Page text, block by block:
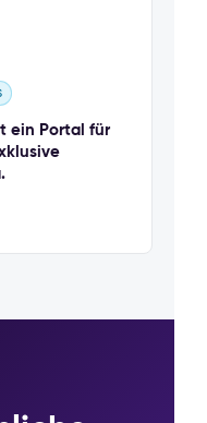
ein Portal für